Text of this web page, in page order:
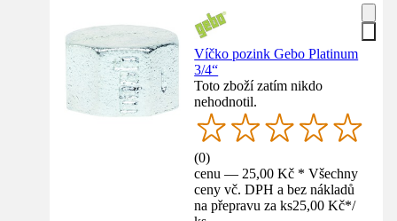
Víčko pozink Gebo Platinum
3/4“
Toto zboží zatím nikdo
nehodnotil.
(0)
cenu — 25,00 Kč * Všechny
ceny vč. DPH a bez nákladů
na přepravu za ks25,00 Kč*/